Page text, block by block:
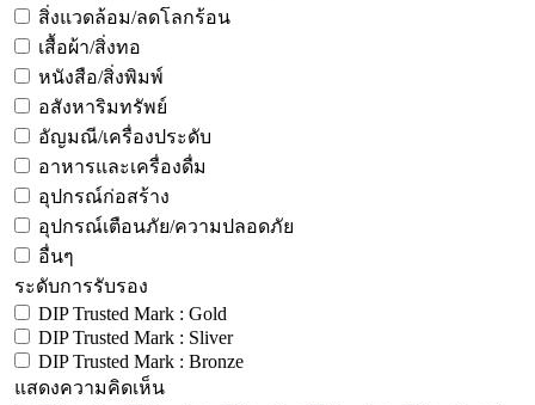
สิ่งแวดล้อม/ลดโลกร้อน
เสื้อผ้า/สิ่งทอ
หนังสือ/สิ่งพิมพ์
อสังหาริมทรัพย์
อัญมณี/เครื่องประดับ
อาหารและเครื่องดื่ม
อุปกรณ์ก่อสร้าง
อุปกรณ์เตือนภัย/ความปลอดภัย
อื่นๆ
ระดับการรับรอง
DIP Trusted Mark : Gold
DIP Trusted Mark : Sliver
DIP Trusted Mark : Bronze
แสดงความคิดเห็น